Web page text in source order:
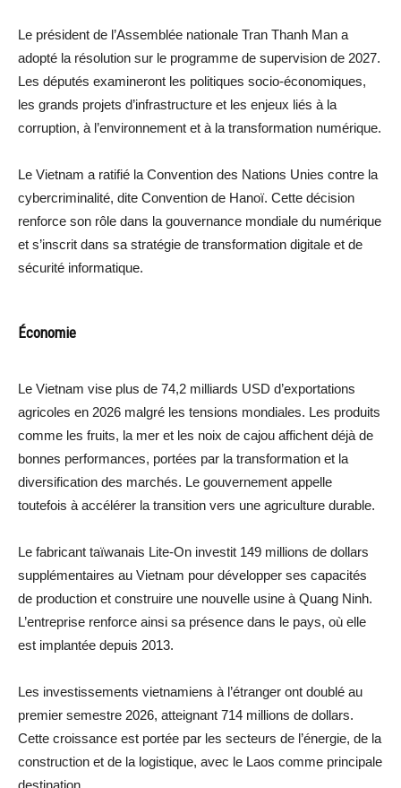
Le président de l’Assemblée nationale Tran Thanh Man a
adopté la résolution sur le programme de supervision de 2027.
Les députés examineront les politiques socio-économiques,
les grands projets d’infrastructure et les enjeux liés à la
corruption, à l’environnement et à la transformation numérique.
Le Vietnam a ratifié la Convention des Nations Unies contre la
cybercriminalité, dite Convention de Hanoï. Cette décision
renforce son rôle dans la gouvernance mondiale du numérique
et s’inscrit dans sa stratégie de transformation digitale et de
sécurité informatique.
Économie
Le Vietnam vise plus de 74,2 milliards USD d’exportations
agricoles en 2026 malgré les tensions mondiales. Les produits
comme les fruits, la mer et les noix de cajou affichent déjà de
bonnes performances, portées par la transformation et la
diversification des marchés. Le gouvernement appelle
toutefois à accélérer la transition vers une agriculture durable.
Le fabricant taïwanais Lite-On investit 149 millions de dollars
supplémentaires au Vietnam pour développer ses capacités
de production et construire une nouvelle usine à Quang Ninh.
L’entreprise renforce ainsi sa présence dans le pays, où elle
est implantée depuis 2013.
Les investissements vietnamiens à l’étranger ont doublé au
premier semestre 2026, atteignant 714 millions de dollars.
Cette croissance est portée par les secteurs de l’énergie, de la
construction et de la logistique, avec le Laos comme principale
destination.